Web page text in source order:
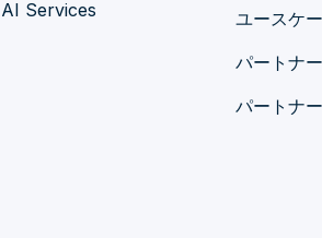
AI Services
ユースケ
パートナー
パートナ